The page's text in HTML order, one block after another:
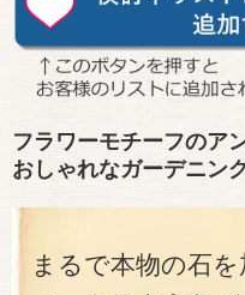
フラワーモチーフのア
おしゃれなガーデニン
まるで本物の石